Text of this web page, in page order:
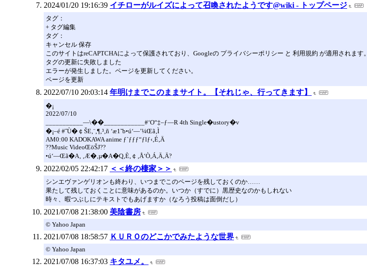
2024/01/20 19:16:39 イチローがルイズによって召喚されたようです@wiki - トップページ
タグ：
+ タグ編集
タグ：
キャンセル 保存
このサイトはreCAPTCHAによって保護されており、Googleの プライバシーポリシー と 利用規約 が適用されます。
タグの更新に失敗しました
エラーが発生しました。ページを更新してください。
ページを更新
2022/07/10 20:03:14 年明けまでこのままサイト。【それじゃ、行ってきます】
�¡
2022/07/10
___________—\��____________#‘O“‡–ƒ—R 4th Single�ustory�v
�¡–é #ˆÙ�￠ŠE‚¨‚¶‚³‚ñ ‘æ1˜b•ú‘—’¼Œã‚Ì
AM0:00 KADOKAWA anime ƒ`ƒƒƒ“ƒlƒ‹‚É‚Ä
??Music VideoŒöŠJ??
•ú‘—Œã�A‚ ‚Æ�­‚µ�A�Q‚È‚￠‚Å‘Ò‚Á‚Ä‚Ä?
2022/02/05 22:42:17 ＜＜終の棲家＞＞
シンエヴァンゲリオンも終わり、いつまでこのページを残しておくのか……
果たして残しておくことに意味があるのか。いつか（すでに）黒歴史なのかもしれない
時々、暇つぶしにテキストでもあげますか（なろう投稿は面倒だし）
2021/07/08 21:38:00 美陰書房
© Yahoo Japan
2021/07/08 18:58:57 ＫＵＲＯのどこかでみたような世界
© Yahoo Japan
2021/07/08 16:37:03 キタユメ。